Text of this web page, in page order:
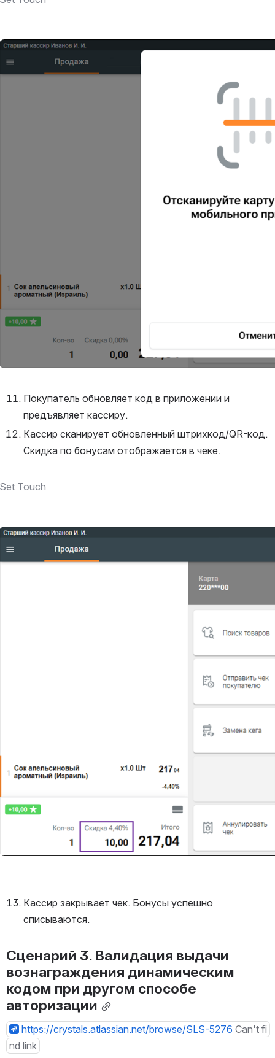
Открыть файл «»
Покупатель обновляет код в приложении и
предъявляет кассиру.
Кассир сканирует обновленный штрихкод/QR-код.
Скидка по бонусам отображается в чеке.
Set Touch
Открыть файл «»
Кассир закрывает чек. Бонусы успешно
списываются.
Сценарий 3. Валидация выдачи
вознаграждения динамическим
кодом при другом способе
авторизации
https://crystals.atlassian.net/browse/SLS-5276 Can't fi
nd link